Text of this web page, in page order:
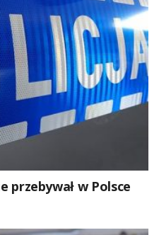
przebywał w Polsce